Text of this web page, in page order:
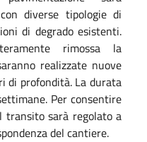
diverse tipologie di
di degrado esistenti.
rimossa la
realizzate nuove
di profondità. La durata
Per consentire
sarà regolato a
del cantiere.